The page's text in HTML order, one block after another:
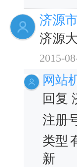
济源
济源
2015-
网站
回复
注册
类型
新